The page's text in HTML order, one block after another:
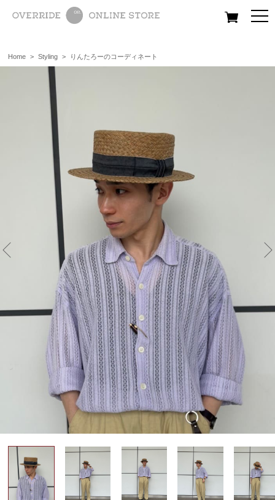
All Women Men
Home > Styling > りんたろーのコーディネート